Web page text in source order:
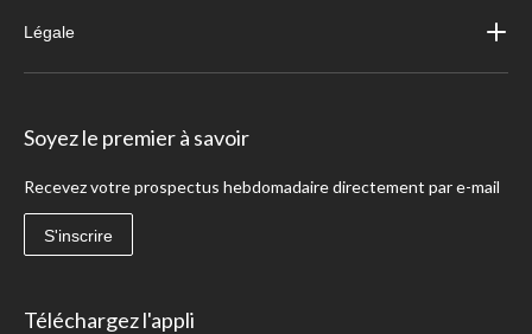
Légale
Soyez le premier à savoir
Recevez votre prospectus hebdomadaire directement par e-mail
S'inscrire
Téléchargez l'appli